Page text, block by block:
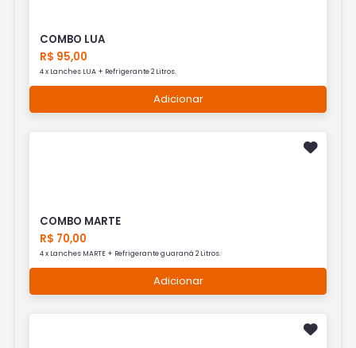
COMBO LUA
R$ 95,00
4 x Lanches LUA + Refrigerante 2 Litros.
Adicionar
COMBO MARTE
R$ 70,00
4 x Lanches MARTE + Refrigerante guaraná 2 Litros.
Adicionar